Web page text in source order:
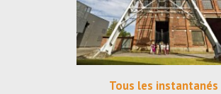
Tous les instantanés